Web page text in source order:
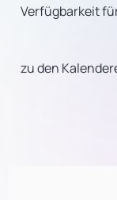
Verfügbarkeit
zu den